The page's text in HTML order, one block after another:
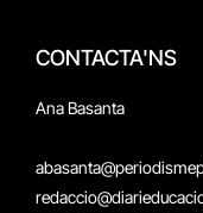
CONTACTA'NS
Ana Basanta